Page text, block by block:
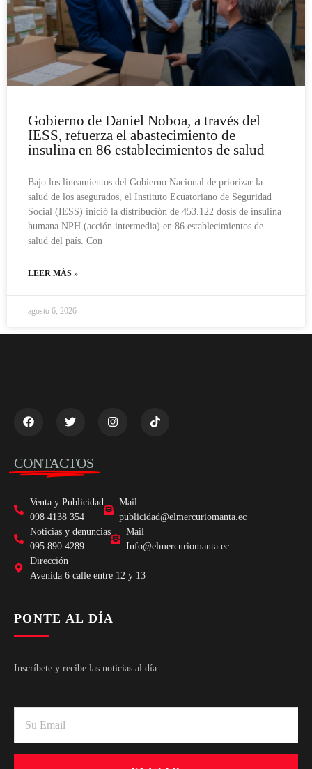
Gobierno de Daniel Noboa, a través del
IESS, refuerza el abastecimiento de
insulina en 86 establecimientos de salud
Bajo los lineamientos del Gobierno Nacional de priorizar la
salud de los asegurados, el Instituto Ecuatoriano de Seguridad
Social (IESS) inició la distribución de 453.122 dosis de insulina
humana NPH (acción intermedia) en 86 establecimientos de
salud del país. Con
LEER MÁS »
agosto 6, 2026
CONTACTOS
Venta y Publicidad
098 4138 354
Mail
publicidad@elmercuriomanta.ec
Noticias y denuncias
095 890 4289
Mail
Info@elmercuriomanta.ec
Dirección
Avenida 6 calle entre 12 y 13
PONTE AL DÍA
Inscríbete y recibe las noticias al día